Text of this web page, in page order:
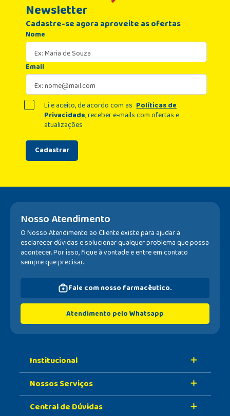
Newsletter
Cadastre-se agora aproveite as ofertas
Nome
Email
Cadastrar
Li e aceito, de acordo com as Políticas de
Privacidade, receber e-mails com ofertas e
atualizações
Nosso Atendimento
O Nosso Atendimento ao Cliente existe para ajudar a
esclarecer dúvidas e solucionar qualquer problema que possa
acontecer. Por isso, fique à vontade e entre em contato
sempre que precisar.
Fale com nosso farmacêutico.
Atendimento pelo Whatsapp
Institucional
Sobre A Nossa Drogaria
Nossa História
Nossos Serviços
Retire Na Loja
Central de Dúvidas